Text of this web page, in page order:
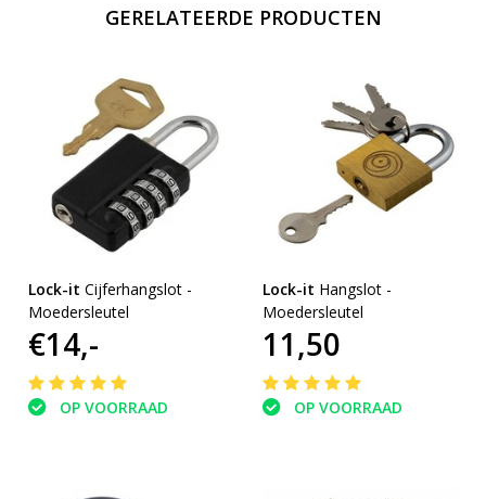
GERELATEERDE PRODUCTEN
Lock-it Cijferhangslot -
Moedersleutel
€14,-
OP VOORRAAD
Lock-it Hangslot -
Moedersleutel
11,50
OP VOORRAAD